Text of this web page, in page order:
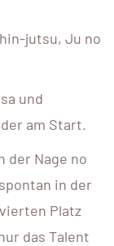
jutsu, Ju no
und
am Start.
der Nage no
in der
Platz
das Talent